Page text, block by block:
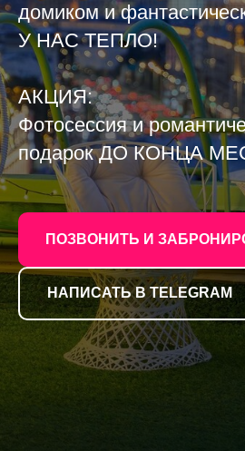
домиком и
У НАС ТЕПЛО!
АКЦИЯ:
Фотосессия и
подарок ДО КОНЦА
ПОЗВОНИТЬ И
НАПИСАТЬ В TELEGRAM